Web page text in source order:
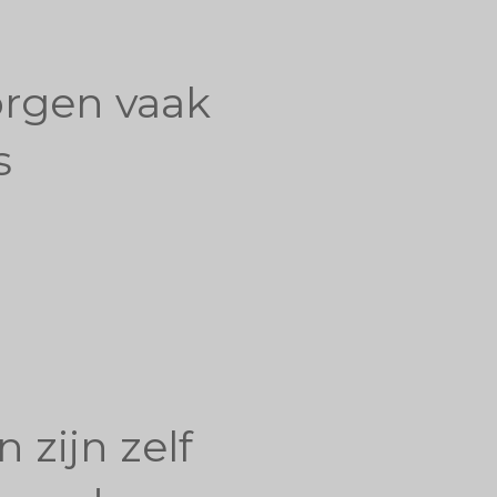
vaak
zijn zelf